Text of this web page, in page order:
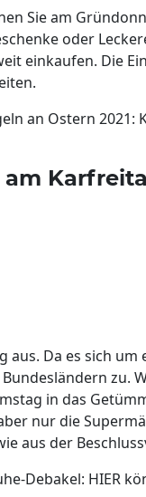
Sie am
oder
einkaufen. Die
an Ostern
aus. Da es sich
zu.
in das
nur die
aus der
Debakel: HIER